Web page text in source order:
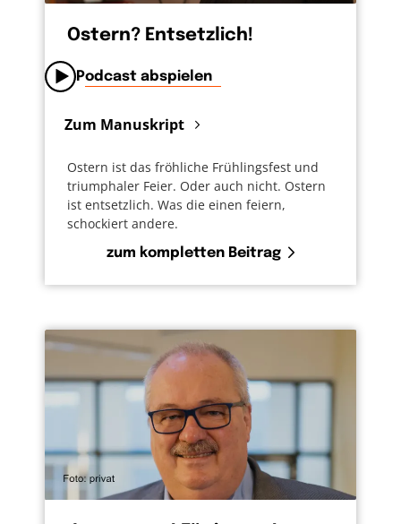
Ostern? Entsetzlich!
Podcast abspielen
Zum Manuskript
Ostern ist das fröhliche Frühlingsfest und
triumphaler Feier. Oder auch nicht. Ostern
ist entsetzlich. Was die einen feiern,
schockiert andere.
zum kompletten Beitrag